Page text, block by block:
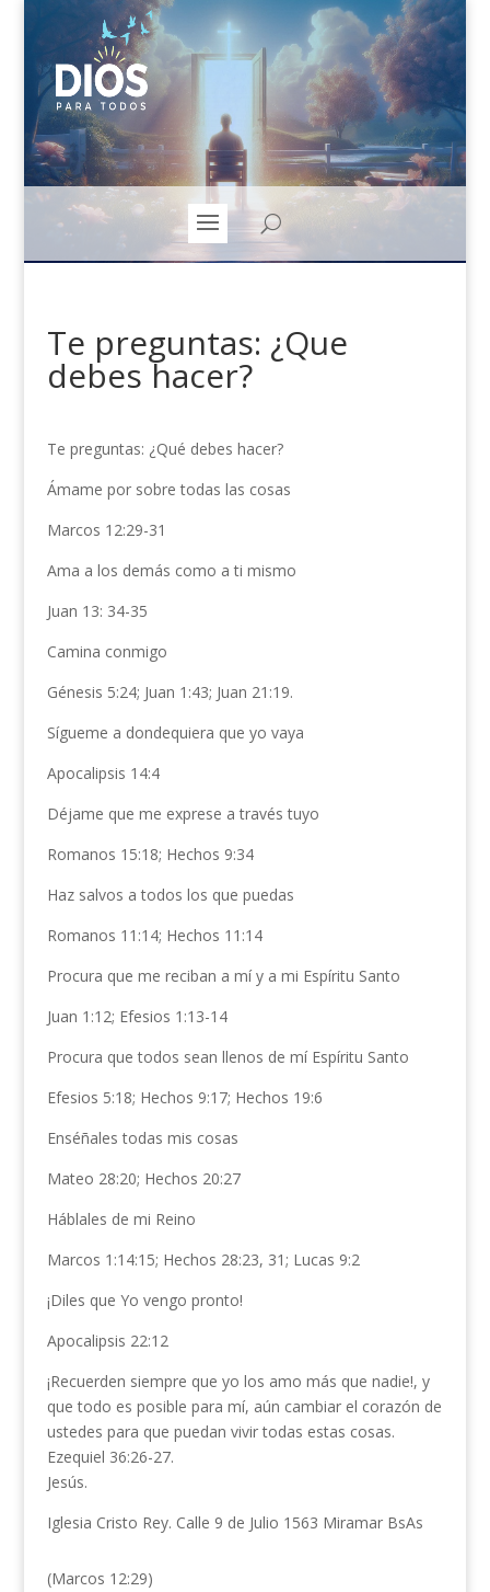
Te preguntas: ¿Que
debes hacer?
Te preguntas: ¿Qué debes hacer?
Ámame por sobre todas las cosas
Marcos 12:29-31
Ama a los demás como a ti mismo
Juan 13: 34-35
Camina conmigo
Génesis 5:24; Juan 1:43; Juan 21:19.
Sígueme a dondequiera que yo vaya
Apocalipsis 14:4
Déjame que me exprese a través tuyo
Romanos 15:18; Hechos 9:34
Haz salvos a todos los que puedas
Romanos 11:14; Hechos 11:14
Procura que me reciban a mí y a mi Espíritu Santo
Juan 1:12; Efesios 1:13-14
Procura que todos sean llenos de mí Espíritu Santo
Efesios 5:18; Hechos 9:17; Hechos 19:6
Enséñales todas mis cosas
Mateo 28:20; Hechos 20:27
Háblales de mi Reino
Marcos 1:14:15; Hechos 28:23, 31; Lucas 9:2
¡Diles que Yo vengo pronto!
Apocalipsis 22:12
¡Recuerden siempre que yo los amo más que nadie!, y
que todo es posible para mí, aún cambiar el corazón de
ustedes para que puedan vivir todas estas cosas.
Ezequiel 36:26-27.
Jesús.
Iglesia Cristo Rey. Calle 9 de Julio 1563 Miramar BsAs
(Marcos 12:29)